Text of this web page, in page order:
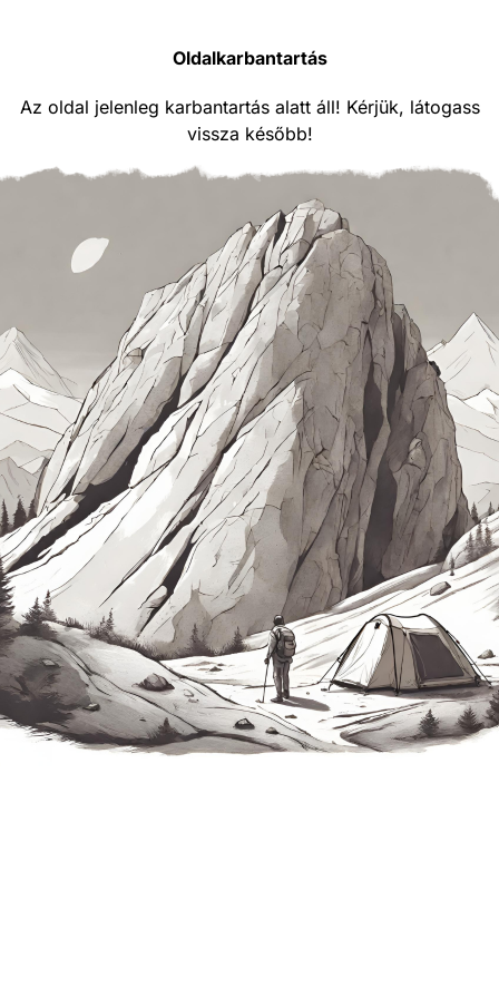
Oldalkarbantartás
Az oldal jelenleg karbantartás alatt áll! Kérjük, látogass
vissza később!